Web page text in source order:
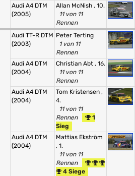
Audi A4 DTM
(2005)
Allan McNish , 10.
11 von 11
Rennen
Audi TT-R DTM
(2003)
Peter Terting
1 von 11
Rennen
Audi A4 DTM
(2004)
Christian Abt , 16.
11 von 11
Rennen
Audi A4 DTM
(2004)
Tom Kristensen ,
4.
11 von 11
Rennen
1
Sieg
Audi A4 DTM
(2004)
Mattias Ekström
, 1.
11 von 11
Rennen
4 Siege